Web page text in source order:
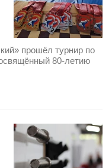
прошёл турнир по
80-летию